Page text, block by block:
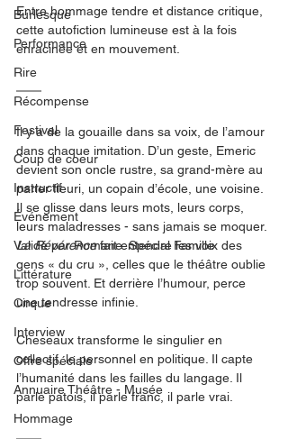
Burlesque
Performance
Rire
Récompense
Festival
Coup de coeur
Instructif
Événement
Validé par Romane. Spécial Famille
Littérature
Cirque
Interview
Offre spéciale
Annuaire Théâtre - Musée
Hommage
Entre hommage tendre et distance critique,
cette autofiction lumineuse est à la fois
enracinée et en mouvement.
Il y a de la gouaille dans sa voix, de l’amour
dans chaque imitation. D’un geste, Emeric
devient son oncle rustre, sa grand-mère au
parler fleuri, un copain d’école, une voisine.
Il se glisse dans leurs mots, leurs corps,
leurs maladresses - sans jamais se moquer.
La Révérence fait entendre les voix des
gens « du cru », celles que le théâtre oublie
trop souvent. Et derrière l’humour, perce
une tendresse infinie.
Cheseaux transforme le singulier en
collectif, le personnel en politique. Il capte
l’humanité dans les failles du langage. Il
parle patois, il parle franc, il parle vrai.